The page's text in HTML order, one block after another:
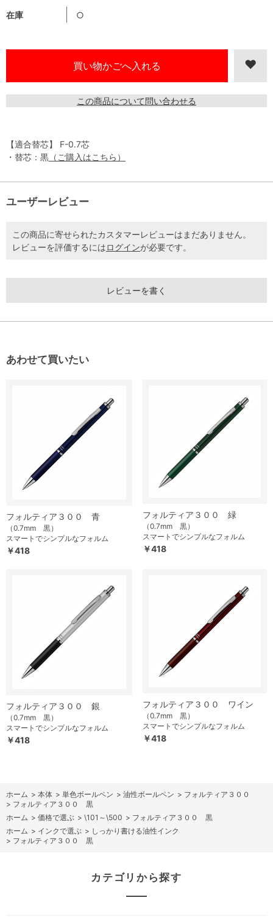
在庫 ○
この商品について問い合わせる
【適合替芯】 F-0.7芯
・替芯：黒 （ご購入はこちら）
ユーザーレビュー
この商品に寄せられたカスタマーレビューはまだありません。
レビューを評価するにはログインが必要です。
レビューを書く
あわせて買いたい
フォルティア３００ 青
（0.7mm 黒）
スマートでシンプルなフォルム
￥418
フォルティア３００ 緑
（0.7mm 黒）
スマートでシンプルなフォルム
￥418
フォルティア３００ 銀
（0.7mm 黒）
スマートでシンプルなフォルム
￥418
フォルティア３００ ワイン
（0.7mm 黒）
スマートでシンプルなフォルム
￥418
ホーム > 本体 > 単色ボールペン > 油性ボールペン > フォルティア３００
> フォルティア３００ 黒
ホーム > 価格で選ぶ > \101～\500 > フォルティア３００ 黒
ホーム > インクで選ぶ > しっかり書ける油性インク
> フォルティア３００ 黒
カテゴリから探す